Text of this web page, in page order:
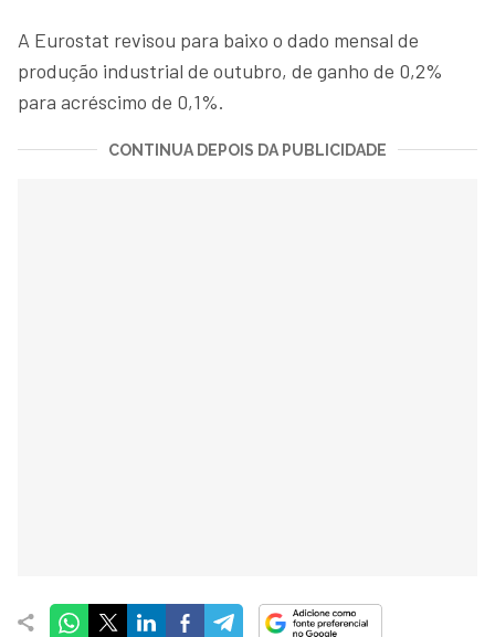
A Eurostat revisou para baixo o dado mensal de
produção industrial de outubro, de ganho de 0,2%
para acréscimo de 0,1%.
CONTINUA DEPOIS DA PUBLICIDADE